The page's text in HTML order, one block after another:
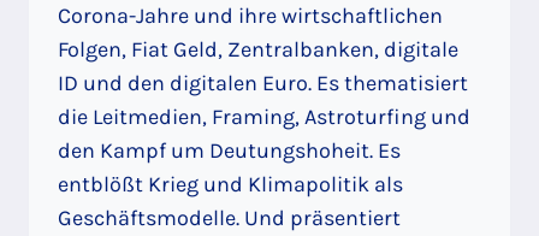
Corona-Jahre und ihre wirtschaftlichen
Folgen, Fiat Geld, Zentralbanken, digitale
ID und den digitalen Euro. Es thematisiert
die Leitmedien, Framing, Astroturfing und
den Kampf um Deutungshoheit. Es
entblößt Krieg und Klimapolitik als
Geschäftsmodelle. Und präsentiert